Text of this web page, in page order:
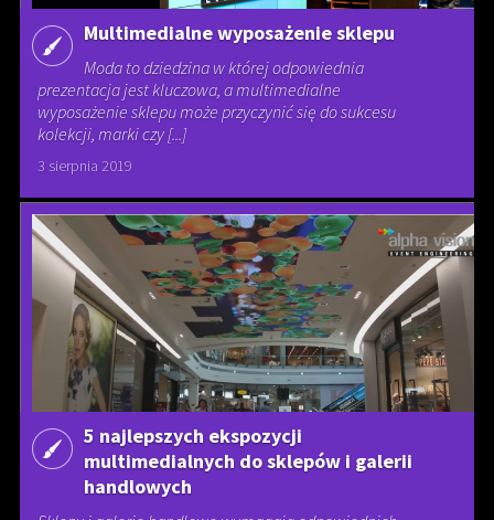
Multimedialne wyposażenie sklepu
Moda to dziedzina w której odpowiednia
prezentacja jest kluczowa, a multimedialne
wyposażenie sklepu może przyczynić się do sukcesu
kolekcji, marki czy [...]
3 sierpnia 2019
5 najlepszych ekspozycji
multimedialnych do sklepów i galerii
handlowych